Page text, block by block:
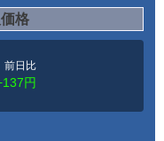
格
前日比
円